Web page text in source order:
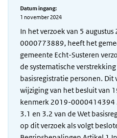
Datum ingang:
1 november 2024
In het verzoek van 5
0000773889, heeft het
gemeente Echt-Susteren
de systematische
basisregistratie personen. Dit
wijziging van het besluit van
kenmerk 2019-0000414394
3.1 en 3.2 van de Wet
op dit verzoek als volgt